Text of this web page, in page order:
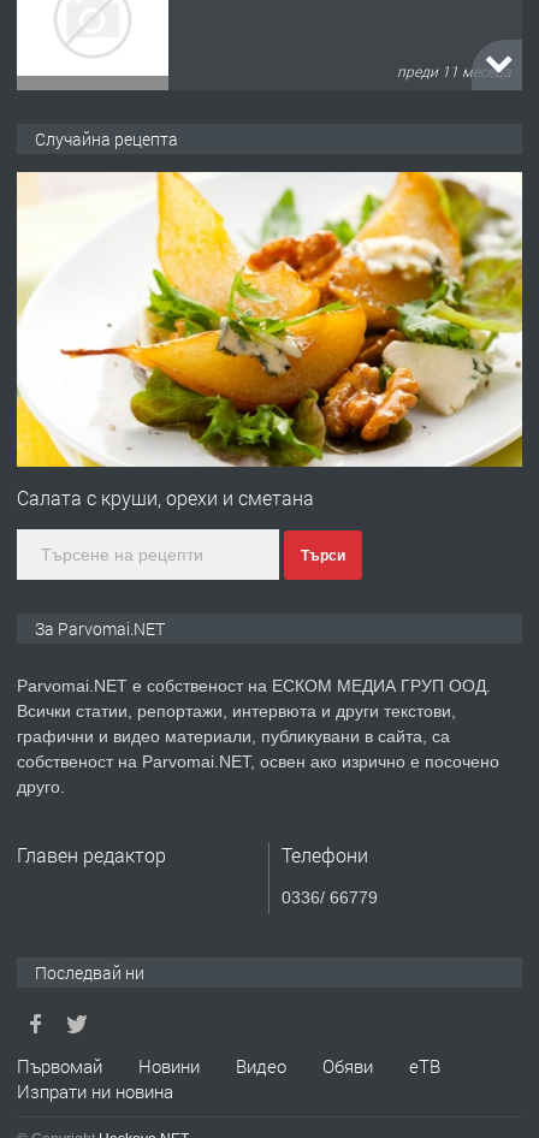
преди 11 месеца
преди 1 година
ПРЕДЛАГА Работа за общи работници
преди 1 година
ПРЕДЛАГА
Първи поход "По стъпките на Ангел
преди 1 година
ПРЕДЛАГА Уроци по Математика
ТЪРСИ
Случайна рецепта
Салата с круши, орехи и сметана
Търси
За Parvomai.NET
Parvomai.NET е собственост на ЕСКОМ МЕДИА ГРУП ООД.
Всички статии, репортажи, интервюта и други текстови,
графични и видео материали, публикувани в сайта, са
собственост на Parvomai.NET, освен ако изрично е посочено
друго.
Главен редактор Телефони
0336/ 66779
Последвай ни
Първомай Новини Видео Обяви
еТВ
Изпрати ни новина